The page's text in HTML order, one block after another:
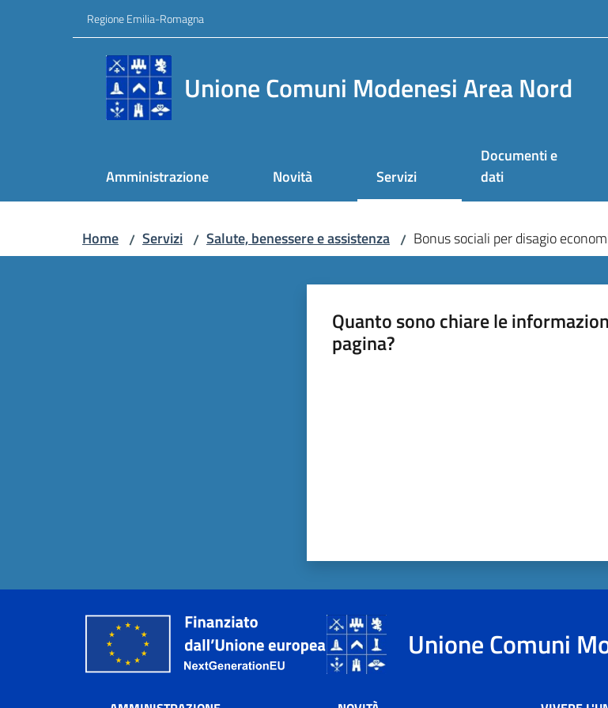
Vai al contenuto
Vai alla navigazioneRegione Emilia-Romagna
Unione Comuni Modenesi Area Nord
Amministrazione Novità Servizi
Documenti e
dati
Home / Servizi / Salute, benessere e assistenza / Bonus sociali per disagio
Quanto sono chiare le
pagina?
Unione Comuni